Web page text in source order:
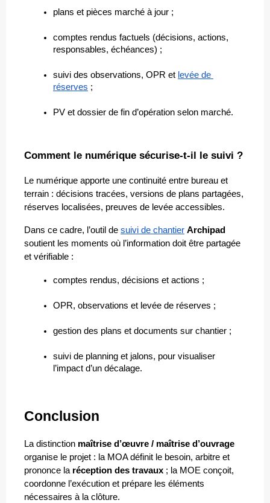
plans et pièces marché à jour ;
comptes rendus factuels (décisions, actions,
responsables, échéances) ;
suivi des observations, OPR et levée de
réserves ;
PV et dossier de fin d’opération selon marché.
Comment le numérique sécurise-t-il le suivi ?
Le numérique apporte une continuité entre bureau et
terrain : décisions tracées, versions de plans partagées,
réserves localisées, preuves de levée accessibles.
Dans ce cadre, l’outil de suivi de chantier Archipad
soutient les moments où l’information doit être partagée
et vérifiable :
comptes rendus, décisions et actions ;
OPR, observations et levée de réserves ;
gestion des plans et documents sur chantier ;
suivi de planning et jalons, pour visualiser
l’impact d’un décalage.
Conclusion
La distinction maîtrise d’œuvre / maîtrise d’ouvrage
organise le projet : la MOA définit le besoin, arbitre et
prononce la réception des travaux ; la MOE conçoit,
coordonne l’exécution et prépare les éléments
nécessaires à la clôture.